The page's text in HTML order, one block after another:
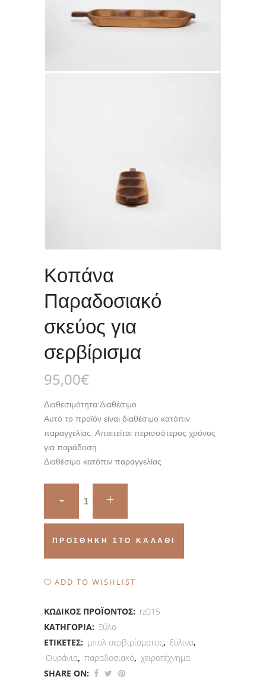
Κοπάνα
Παραδοσιακό
σκεύος για
σερβίρισμα
95,00€
Διαθεσιμότητα:Διαθέσιμο
Αυτό το προϊόν είναι διαθέσιμο κατόπιν
παραγγελίας. Απαιτείται περισσότερος χρόνος
για παράδοση.
Διαθέσιμο κατόπιν παραγγελίας
Παραδοσιακό
σκεύος
για
σερβίρισμα
ΠΡΟΣΘΉΚΗ ΣΤΟ ΚΑΛΆΘΙ
ADD TO WISHLIST
ΚΩΔΙΚΌΣ ΠΡΟΪΌΝΤΟΣ: rz015
ΚΑΤΗΓΟΡΊΑ: Ξύλο
ΕΤΙΚΈΤΕΣ: μπολ σερβιρίσματος, ξύλινο,
Ουράνια, παραδοσιακό, χειροτέχνημα
SHARE ON: